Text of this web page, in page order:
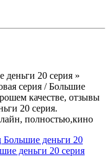
деньги 20 серия »
серия / Большие
качестве, отзывы
20 серия.
полностью,кино
Большие деньги 20
деньги 20 серия